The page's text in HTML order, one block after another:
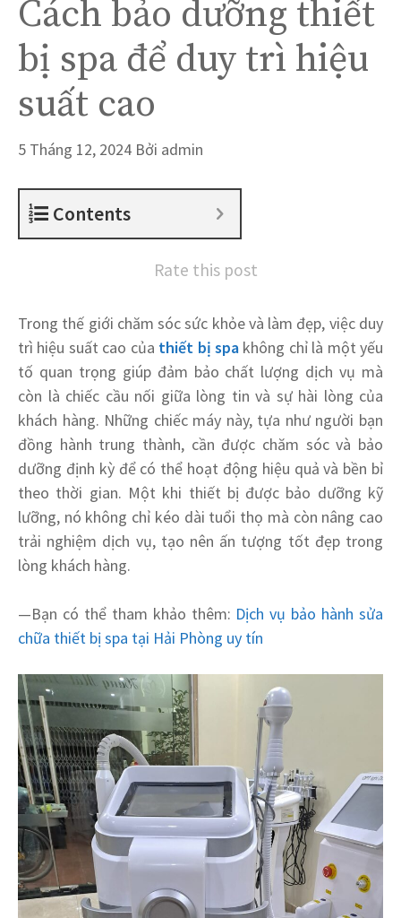
Cách bảo dưỡng thiết
bị spa để duy trì hiệu
suất cao
5 Tháng 12, 2024 Bởi admin
Contents
Rate this post
Trong thế giới chăm sóc sức khỏe và làm đẹp, việc duy
trì hiệu suất cao của thiết bị spakhông chỉ là một yếu
tố quan trọng giúp đảm bảo chất lượng dịch vụ mà
còn là chiếc cầu nối giữa lòng tin và sự hài lòng của
khách hàng. Những chiếc máy này, tựa như người bạn
đồng hành trung thành, cần được chăm sóc và bảo
dưỡng định kỳ để có thể hoạt động hiệu quả và bền bỉ
theo thời gian. Một khi thiết bị được bảo dưỡng kỹ
lưỡng, nó không chỉ kéo dài tuổi thọ mà còn nâng cao
trải nghiệm dịch vụ, tạo nên ấn tượng tốt đẹp trong
lòng khách hàng.
—Bạn có thể tham khảo thêm: Dịch vụ bảo hành sửa
chữa thiết bị spa tại Hải Phòng uy tín